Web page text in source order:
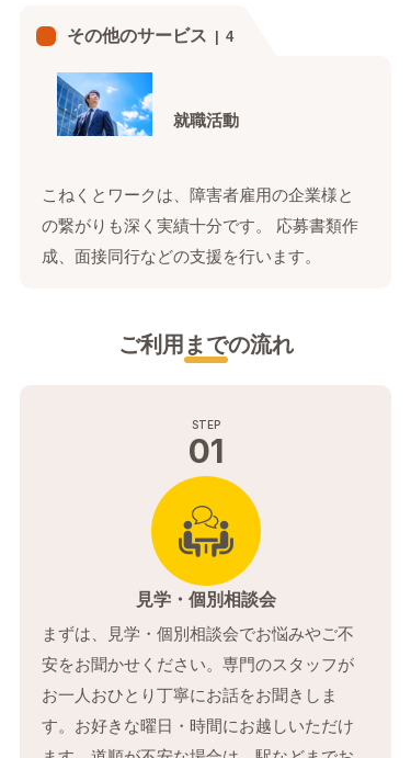
その他のサービス 4
就職活動
こねくとワークは、障害者雇用の企業様と
の繋がりも深く実績十分です。 応募書類作
成、面接同行などの支援を行います。
ご利用までの流れ
01
見学・個別相談会
まずは、見学・個別相談会でお悩みやご不
安をお聞かせください。専門のスタッフが
お一人おひとり丁寧にお話をお聞きしま
す。お好きな曜日・時間にお越しいただけ